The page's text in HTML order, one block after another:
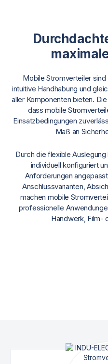
Mobile Stromverteiler
intuitive Handhabung und
aller Komponenten bieten.
dass mobile
Einsatzbedingungen
Maß an
Durch die flexible
individuell konfiguriert
Anforderungen
Anschlussvarianten,
machen mobile
professionelle
Handwerk, Film-